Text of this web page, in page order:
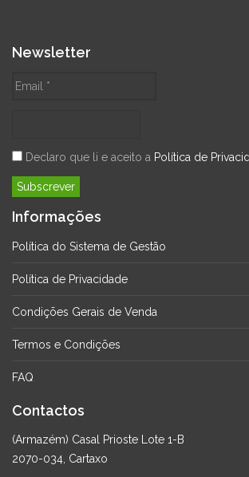
Newsletter
Declaro que li e aceito a Política de
Informações
Política do Sistema de Gestão
Política de Privacidade
Condições Gerais de Venda
Termos e Condições
FAQ
Contactos
(Armazém) Casal Prioste Lote 1-B
2070-034, Cartaxo